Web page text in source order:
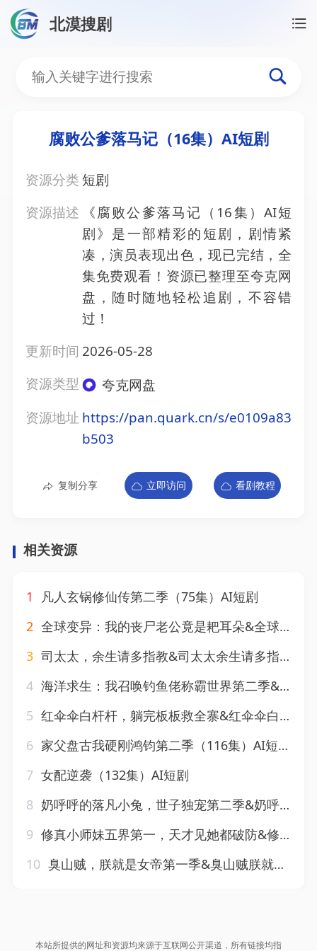
北漠搜剧
腐败公爹落马记（16集）
腐败公爹落马记（16集）AI短剧
资源分类 短剧
资源描述
《腐败公爹落马记（16集）AI短
剧》是一部精彩的短剧，剧情紧
凑，演员表现出色，现已完结，全
集免费观看！资源已整理至夸克网
盘，随时随地轻松追剧，不容错
过！
更新时间 2026-05-28
资源类型
夸克网盘
资源地址 https://pan.quark.cn/s/e0109a83
b503
复制分享 立即访问 看剧教程
相关资源
1
凡人玄锅修仙传第二季（75集）AI短剧
2 全球变异：我的丧尸老公竟是耙耳朵&全球变异我的丧尸老公竟是耙耳朵（60集）AI短剧
3 司太太，余生请多指教&司太太余生请多指教（46集）AI短剧
4 海洋求生：我召唤钓鱼佬称霸世界第二季&海洋求生我召唤钓鱼佬称霸世界第二季（153集）AI短剧
5 红伞伞白杆杆，躺完板板救全寨&红伞伞白杆杆躺完板板救全寨（41集）AI短剧
6 家父盘古我硬刚鸿钧第二季（116集）AI短剧
7 女配逆袭（132集）AI短剧
8 奶呼呼的落凡小兔，世子独宠第二季&奶呼呼的落凡小兔世子独宠第二季（41集）AI短剧
9 修真小师妹五界第一，天才见她都破防&修真小师妹五界第一天才见她都破防（102集）AI短剧
10 臭山贼，朕就是女帝第一季&臭山贼朕就是女帝第一季（136集）AI短剧
本站所提供的网址和资源均来源于互联网公开渠道，所有链接均指